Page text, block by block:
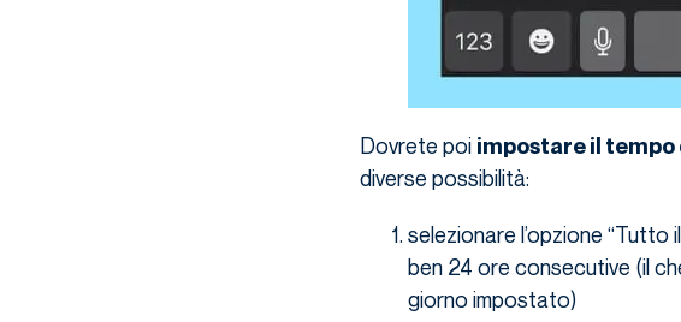
Dovrete poi impostare il tempo
diverse possibilità:
selezionare l’opzione
ben 24 ore consecutive (il
giorno impostato)